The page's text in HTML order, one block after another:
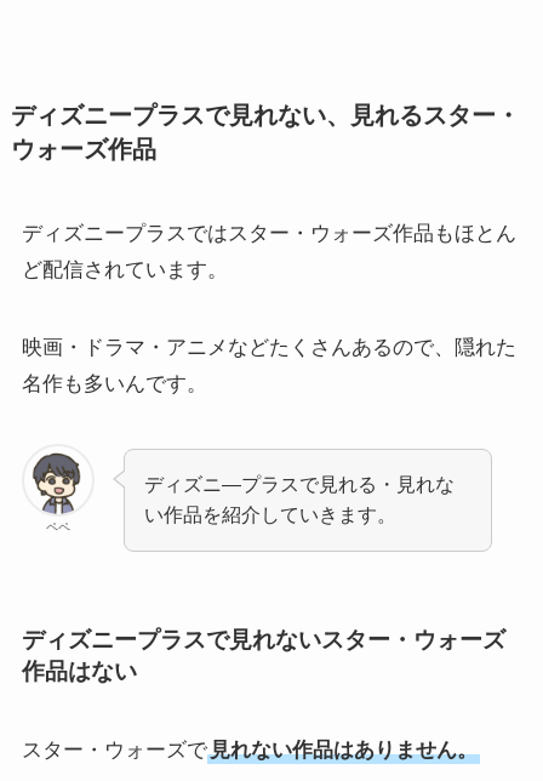
ディズニープラスで見れない、見れるスター・
ウォーズ作品
ディズニープラスではスター・ウォーズ作品もほとん
ど配信されています。
映画・ドラマ・アニメなどたくさんあるので、隠れた
名作も多いんです。
ペペ
ディズニ―プラスで見れる・見れな
い作品を紹介していきます。
ディズニープラスで見れないスター・ウォーズ
作品はない
スター・ウォーズで見れない作品はありません。